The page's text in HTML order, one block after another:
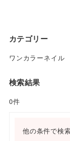
カテゴリー
ワンカラーネイル
検索結果
0件
他の条件で検